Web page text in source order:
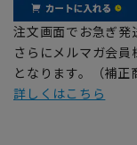
注文画面でお急ぎ発
さらにメルマガ会
となります。（補正
詳しくはこちら